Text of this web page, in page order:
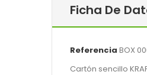
Ficha De
Referencia BOX
Cartón sencillo